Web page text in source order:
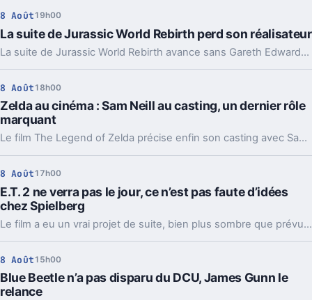
8 Août 19h00
La suite de Jurassic World Rebirth perd son réalisateur
La suite de Jurassic World Rebirth avance sans Gareth Edwards. Un départ qui rappelle un vieux problème de la saga, même si le casting devrait rester.
8 Août 18h00
Zelda au cinéma : Sam Neill au casting, un dernier rôle
marquant
Le film The Legend of Zelda précise enfin son casting avec Sam Neill, Dichen Lachman et Yvonne Strahovski. Et ça change un peu la lecture du projet.
8 Août 17h00
E.T. 2 ne verra pas le jour, ce n’est pas faute d’idées
chez Spielberg
Le film a eu un vrai projet de suite, bien plus sombre que prévu. Mais Steven Spielberg comme les acteurs d’origine refusent toujours d’y toucher.
8 Août 15h00
Blue Beetle n’a pas disparu du DCU, James Gunn le
relance